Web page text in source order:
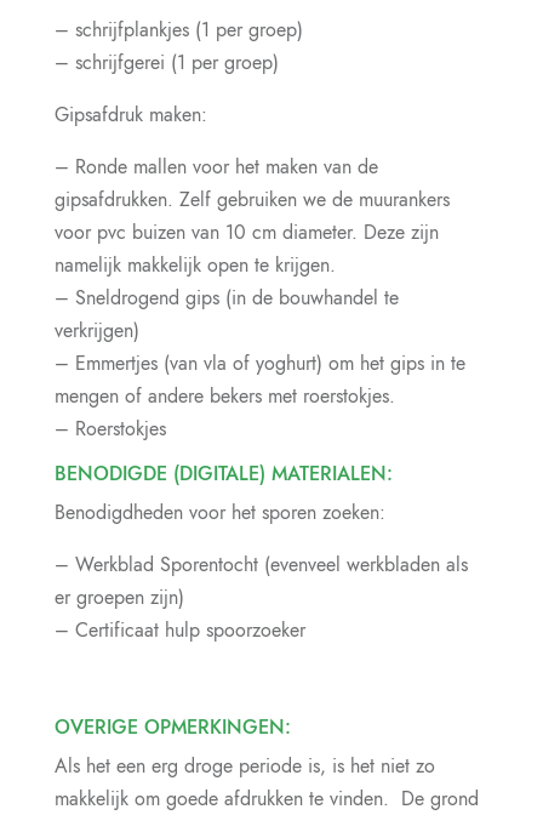
– schrijfplankjes (1 per groep)
– schrijfgerei (1 per groep)
Gipsafdruk maken:
– Ronde mallen voor het maken van de
gipsafdrukken. Zelf gebruiken we de muurankers
voor pvc buizen van 10 cm diameter. Deze zijn
namelijk makkelijk open te krijgen.
– Sneldrogend gips (in de bouwhandel te
verkrijgen)
– Emmertjes (van vla of yoghurt) om het gips in te
mengen of andere bekers met roerstokjes.
– Roerstokjes
BENODIGDE (DIGITALE) MATERIALEN:
Benodigdheden voor het sporen zoeken:
– Werkblad Sporentocht (evenveel werkbladen als
er groepen zijn)
– Certificaat hulp spoorzoeker
OVERIGE OPMERKINGEN:
Als het een erg droge periode is, is het niet zo
makkelijk om goede afdrukken te vinden. De grond